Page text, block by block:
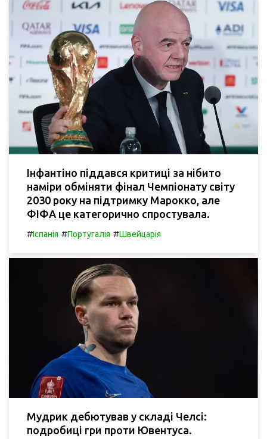
Інфантіно піддався критиці за нібито
наміри обміняти фінал Чемпіонату світу
2030 року на підтримку Марокко, але
ФІФА це категорично спростувала.
#Іспанія #Португалія #Швейцарія
Мудрик дебютував у складі Челсі:
подробиці гри проти Ювентуса.